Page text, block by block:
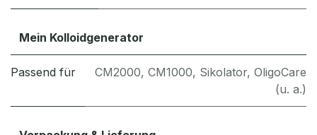
Mein Kolloidgenerator
Passend für
CM2000, CM1000, Sikolator, OligoCare
(u. a.)